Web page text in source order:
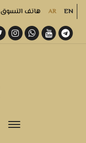
AR EN هاتف التسوق 00905550777100
-